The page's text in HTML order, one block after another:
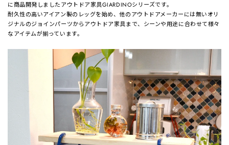
に商品開発しましたアウトドア家具GIARDINOシリーズです。
耐久性の高いアイアン製のレッグを始め、他のアウトドアメーカーには無いオリ
ジナルのジョインパーツからアウトドア家具まで、シーンや用途に合わせて様々
なアイテムが揃っています。